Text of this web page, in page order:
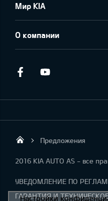
Мир KIA
О компании
Facebook
KIA AUTO AS
Предложения
2016 KIA AUTO AS - все